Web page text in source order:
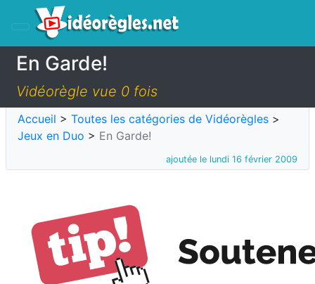
En Garde!
Vidéorègle vue 0 fois
Accueil > Toutes les catégories de Vidéorègles >
Jeux en Duo > En Garde!
ajoutée le lundi 16 février 2009